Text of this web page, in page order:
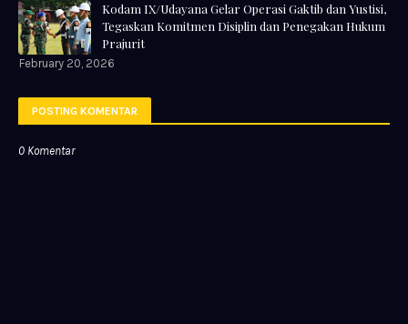
Kodam IX/Udayana Gelar Operasi Gaktib dan Yustisi,
Tegaskan Komitmen Disiplin dan Penegakan Hukum
Prajurit
February 20, 2026
POSTING KOMENTAR
0 Komentar